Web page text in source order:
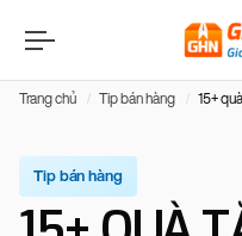
Trang chủ Tip bán hàng 15+
Tip bán hàng